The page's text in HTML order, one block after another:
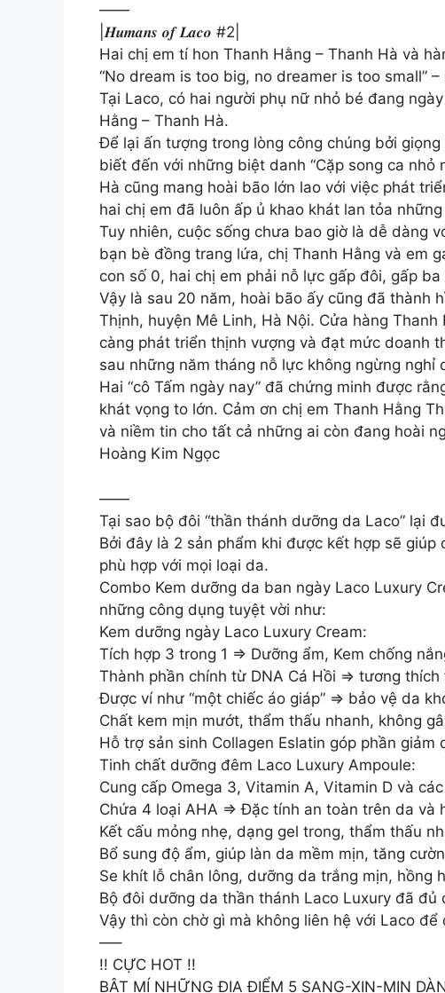
——
|𝑯𝒖𝒎𝒂𝒏𝒔 𝒐𝒇 𝑳𝒂𝒄𝒐 #2|
Hai chị em tí hon Thanh Hằng – Thanh Hà và
“No dream is too big, no dreamer is too small”
Tại Laco, có hai người phụ nữ nhỏ bé đang
Hằng – Thanh Hà.
Để lại ấn tượng trong lòng công chúng bởi
biết đến với những biệt danh “Cặp song ca nhỏ
Hà cũng mang hoài bão lớn lao với việc phát
hai chị em đã luôn ấp ủ khao khát lan tỏa
Tuy nhiên, cuộc sống chưa bao giờ là dễ dàng
bạn bè đồng trang lứa, chị Thanh Hằng và em
con số 0, hai chị em phải nỗ lực gấp đôi, gấp
Vậy là sau 20 năm, hoài bão ấy cũng đã thành
Thịnh, huyện Mê Linh, Hà Nội. Cửa hàng
càng phát triển thịnh vượng và đạt mức doanh
sau những năm tháng nỗ lực không ngừng nghỉ
Hai “cô Tấm ngày nay” đã chứng minh được
khát vọng to lớn. Cảm ơn chị em Thanh Hằng
và niềm tin cho tất cả những ai còn đang hoài
Hoàng Kim Ngọc
——
Tại sao bộ đôi “thần thánh dưỡng da Laco” lại
Bởi đây là 2 sản phẩm khi được kết hợp sẽ
phù hợp với mọi loại da.
Combo Kem dưỡng da ban ngày Laco Luxury
những công dụng tuyệt vời như:
Kem dưỡng ngày Laco Luxury Cream:
Tích hợp 3 trong 1 ⇒ Dưỡng ẩm, Kem chống
Thành phần chính từ DNA Cá Hồi ⇒ tương
Được ví như “một chiếc áo giáp” ⇒ bảo vệ da
Chất kem mịn mướt, thẩm thấu nhanh, không
Hỗ trợ sản sinh Collagen Eslatin góp phần giảm
Tinh chất dưỡng đêm Laco Luxury Ampoule:
Cung cấp Omega 3, Vitamin A, Vitamin D và
Chứa 4 loại AHA ⇒ Đặc tính an toàn trên da và
Kết cấu mỏng nhẹ, dạng gel trong, thẩm thấu
Bổ sung độ ẩm, giúp làn da mềm mịn, tăng
Se khít lỗ chân lông, dưỡng da trắng mịn, hồng
Bộ đôi dưỡng da thần thánh Laco Luxury đã đủ
Vậy thì còn chờ gì mà không liên hệ với Laco
—–
!! CỰC HOT !!
BẬT MÍ NHỮNG ĐỊA ĐIỂM 5 SANG-XỊN-MỊN